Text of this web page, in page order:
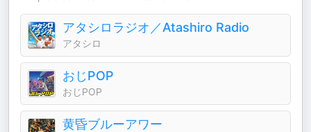
アタシロラジオ／Atashiro Radio
アタシロ
おじPOP
おじPOP
黄昏ブルーアワー